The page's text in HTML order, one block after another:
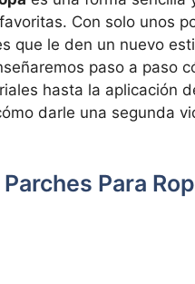
Con solo unos
que le den ​un ⁣nuevo
paso a paso
hasta la aplicación
darle una segunda
Para